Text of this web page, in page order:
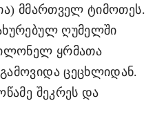
მმართველ ტიმოთეს.
ღუმელში
ყრმათა
ცეცხლიდან.
შეკრეს და